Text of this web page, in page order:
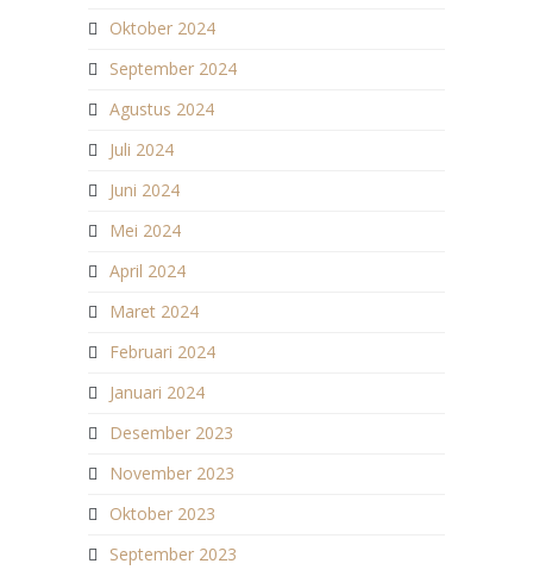
Oktober 2024
September 2024
Agustus 2024
Juli 2024
Juni 2024
Mei 2024
April 2024
Maret 2024
Februari 2024
Januari 2024
Desember 2023
November 2023
Oktober 2023
September 2023